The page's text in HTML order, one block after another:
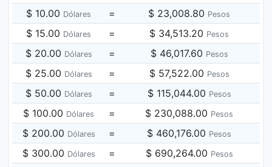
$ 10.00 Dólares = $ 23,008.80 Pesos
$ 15.00 Dólares = $ 34,513.20 Pesos
$ 20.00 Dólares = $ 46,017.60 Pesos
$ 25.00 Dólares = $ 57,522.00 Pesos
$ 50.00 Dólares = $ 115,044.00 Pesos
$ 100.00 Dólares = $ 230,088.00 Pesos
$ 200.00 Dólares = $ 460,176.00 Pesos
$ 300.00 Dólares = $ 690,264.00 Pesos